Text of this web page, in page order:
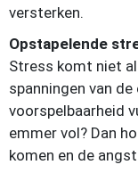
versterken.
Opstapelende
Stress komt niet
spanningen van
voorspelbaarheid
emmer vol? Dan
komen en de